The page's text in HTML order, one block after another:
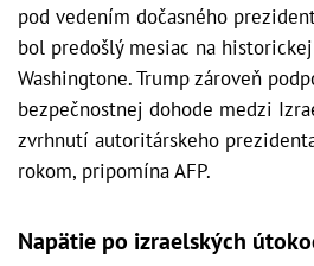
pod vedením dočasného
bol predošlý mesiac na
Washingtone. Trump zároveň
bezpečnostnej dohode medzi
zvrhnutí autoritárskeho
rokom, pripomína AFP.
Napätie po izraelských